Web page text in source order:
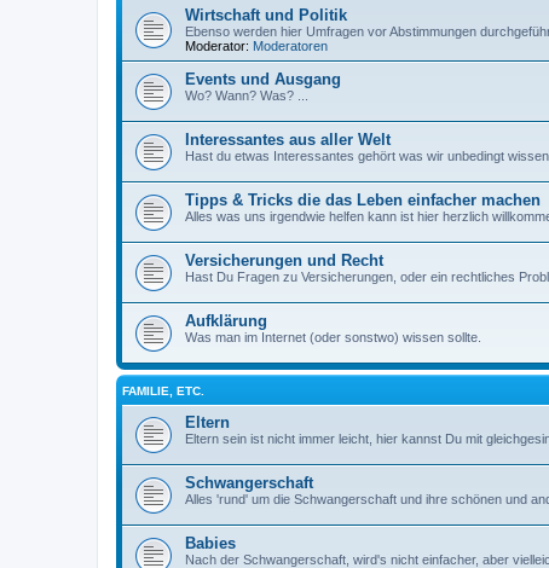
Wirtschaft und Politik
Ebenso werden hier Umfragen vor Abstimmungen
Moderator: Moderatoren
Events und Ausgang
Wo? Wann? Was? ...
Interessantes aus aller Welt
Hast du etwas Interessantes gehört was wir unbedingt
Tipps & Tricks die das Leben einfacher machen
Alles was uns irgendwie helfen kann ist hier herzlich
Versicherungen und Recht
Hast Du Fragen zu Versicherungen, oder ein rechtliches
Aufklärung
Was man im Internet (oder sonstwo) wissen sollte.
FAMILIE, ETC.
Eltern
Eltern sein ist nicht immer leicht, hier kannst Du mit
Schwangerschaft
Alles 'rund' um die Schwangerschaft und ihre schönen und
Babies
Nach der Schwangerschaft, wird's nicht einfacher, aber